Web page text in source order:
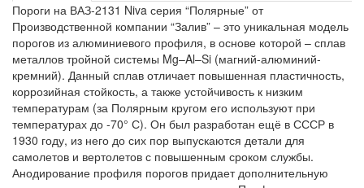
Пороги на ВАЗ-2131 Niva серия “Полярные” от
Производственной компании “Залив” – это уникальная модель
порогов из алюминиевого профиля, в основе которой – сплав
металлов тройной системы Mg–Al–Si (магний-алюминий-
кремний). Данный сплав отличает повышенная пластичность,
коррозийная стойкость, а также устойчивость к низким
температурам (за Полярным кругом его используют при
температурах до -70° С). Он был разработан ещё в СССР в
1930 году, из него до сих пор выпускаются детали для
самолетов и вертолетов с повышенным сроком службы.
Анодирование профиля порогов придает дополнительную